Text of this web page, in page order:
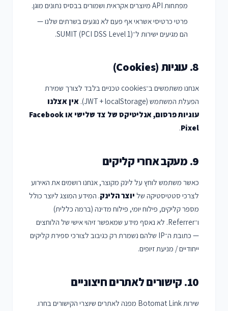
מפתחות API מיוצרים אקראית ושמורים בבסיס נתונים מוגן.
פרטי כרטיסי אשראי אף פעם לא נוגעים בשרתים שלנו —
הם מגיעים ישירות ל־SUMIT (PCI DSS Level 1).
8. עוגיות (Cookies)
אנחנו משתמשים ב־cookies טכניים בלבד לצורך שמירת
הפעלת המשתמש (JWT + localStorage).
אין אצלנו
עוגיות פרסום, אנליטיקס של צד שלישי או Facebook
Pixel
.
9. מעקב אחרי קליקים
כאשר משתמש לוחץ על לינק מקוצר, אנחנו רושמים את האירוע
לצרכי סטטיסטיקה של יוצר הלינק. המידע המוצג ליוצר כולל
מספר קליקים, פילוח יומי, פילוח מדינה (ברמה כללית)
ו־Referrer. לא נאסף מידע שמאפשר זיהוי אישי של הלוחצים
— כתובת ה־IP שלהם נשמרת רק כגיבוב לצורכי ספירת קליקים
ייחודיים / מניעת זיופים.
10. קישורים לאתרים חיצוניים
שירות Botomat Link מפנה לאתרים שיוצרי הקישורים בחרו.